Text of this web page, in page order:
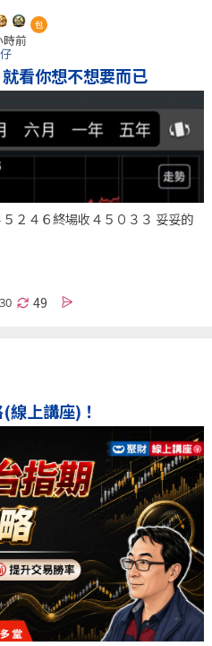
包
時前
看你想不想要而已
２４６終場收４５０３３ 妥妥的
49
線上講座)！